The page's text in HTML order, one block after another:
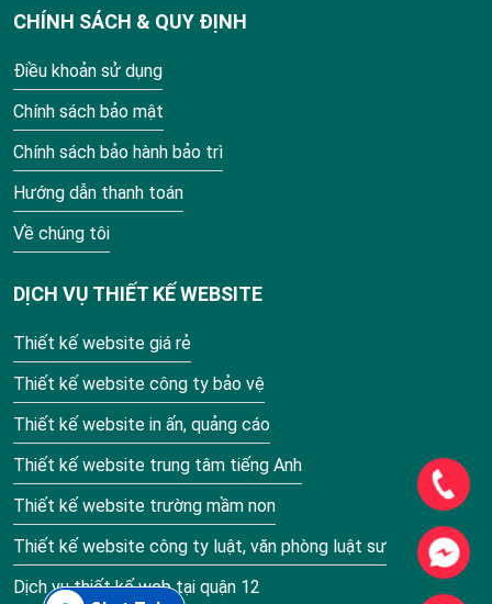
CHÍNH SÁCH & QUY ĐỊNH
Điều khoản sử dụng
Chính sách bảo mật
Chính sách bảo hành bảo trì
Hướng dẫn thanh toán
Về chúng tôi
DỊCH VỤ THIẾT KẾ WEBSITE
Thiết kế website giá rẻ
Thiết kế website công ty bảo vệ
Thiết kế website in ấn, quảng cáo
Thiết kế website trung tâm tiếng Anh
Thiết kế website trường mầm non
Thiết kế website công ty luật, văn phòng luật sư
Dịch vụ thiết kế web tại quận 12